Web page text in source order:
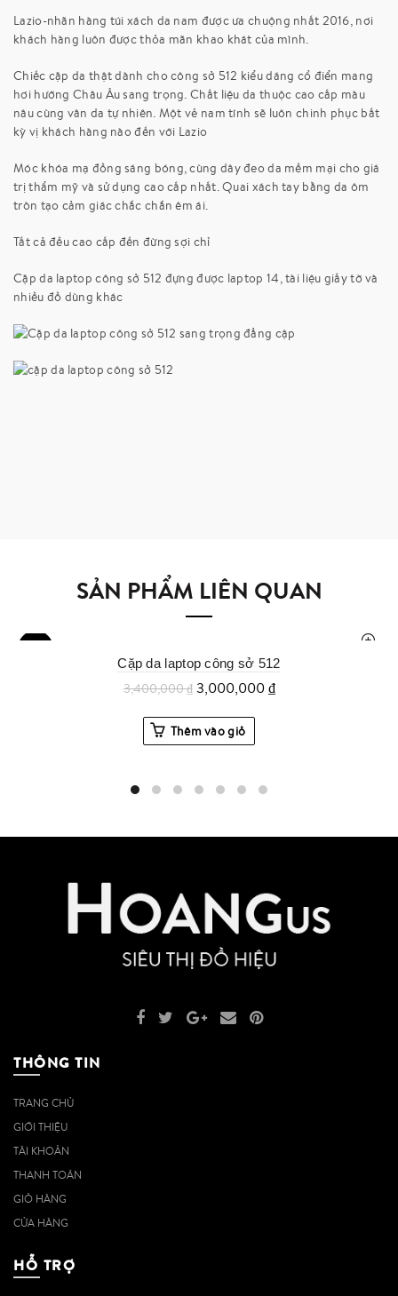
Lazio-nhãn hàng túi xách da nam được ưa chuộng nhất 2016, nơi
khách hàng luôn được thỏa mãn khao khát của mình.
Chiếc cặp da thật dành cho công sở 512 kiểu dáng cổ điển mang
hơi hướng Châu Âu sang trọng. Chất liệu da thuộc cao cấp màu
nâu cùng vân da tự nhiên. Một vẻ nam tính sẽ luôn chinh phục bất
kỳ vị khách hàng nào đến với Lazio
Móc khóa mạ đồng sáng bóng, cùng dây đeo da mềm mại cho giá
trị thẩm mỹ và sử dụng cao cấp nhất. Quai xách tay bằng da ôm
tròn tạo cảm giác chắc chắn êm ái.
Tất cả đều cao cấp đến đừng sợi chỉ
Cặp da laptop công sở 512 đựng được laptop 14, tài liệu giấy tờ và
nhiều đồ dùng khác
SẢN PHẨM LIÊN QUAN
Cặp da laptop công sở 512
3,400,000₫ 3,000,000₫
Thêm vào giỏ
THÔNG TIN
TRANG CHỦ
GIỚI THIỆU
TÀI KHOẢN
THANH TOÁN
GIỎ HÀNG
CỬA HÀNG
HỖ TRỢ